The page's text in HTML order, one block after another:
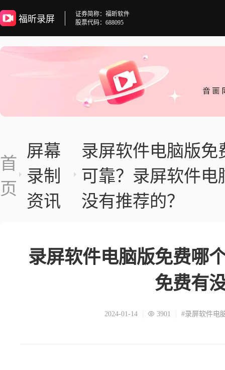
福昕录屏
证券简称：福昕软件
股票代码：688095
首
页
屏幕
录制
资讯
录屏软件电脑版免
可靠？录屏软件电
没有推荐的？
录屏软件电脑版免费哪
免费有
2024-01-14 3901 #录屏软件电